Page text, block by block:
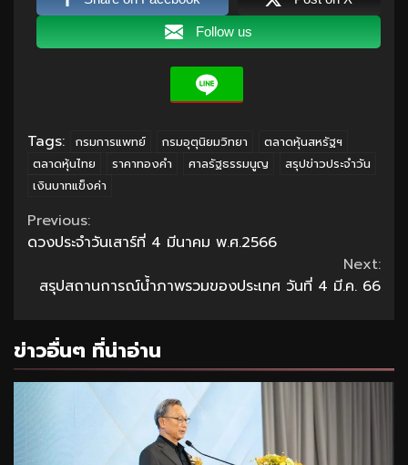
Follow us
Tags: กรมการแพทย์ กรมอุตุนิยมวิทยา
ตลาดหุ้นสหรัฐฯ
ตลาดหุ้นไทย
ราคาทองคำ ศาลรัฐธรรมนูญ
สรุปข่าวประจำวัน
เงินบาทแข็งค่า
Continue
Reading
Previous:
ดวงประจำวันเสาร์ที่ 4 มีนาคม พ.ศ.2566
Next:
สรุปสถานการณ์น้ำภาพรวมของประเทศ วันที่ 4 มี.ค. 66
ข่าวอื่นๆ ที่น่าอ่าน